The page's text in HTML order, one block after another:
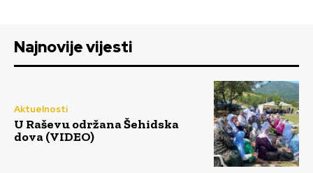
Najnovije vijesti
Aktuelnosti
U Raševu održana Šehidska
dova (VIDEO)